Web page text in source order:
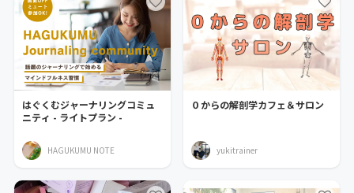
はぐくむジャーナリングコミュ
ニティ - ライトプラン -
HAGUKUMU NOTE
０からの解剖学カフェ＆サロン
yukitrainer